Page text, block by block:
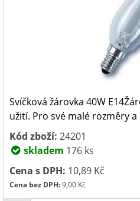
Svíčková žárovka 40W
užití. Pro své malé rozměry
Kód zboží: 24201
skladem 176 ks
Cena s DPH: 10,89 Kč
Cena bez DPH:9,00 Kč